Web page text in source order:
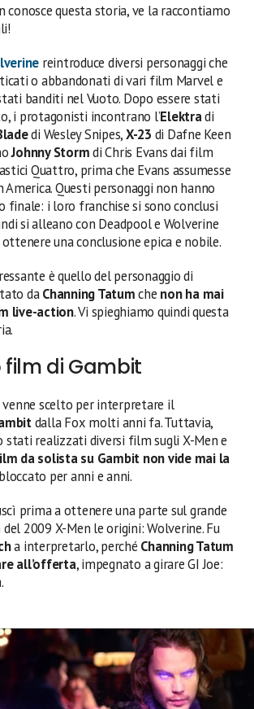
conosce questa storia, ve la raccontiamo
reintroduce diversi personaggi che
o abbandonati di vari film Marvel e
banditi nel Vuoto. Dopo essere stati
i protagonisti incontrano l’Elektradi
di Wesley Snipes,X-23 di Dafne Keen
Johnny Stormdi Chris Evans dai film
Quattro, prima che Evans assumesse
Questi personaggi non hanno
finale: i loro franchise si sono conclusi
si alleano con Deadpool e Wolverine
una conclusione epica e nobile.
è quello del personaggio di
daChanning Tatumche non ha mai
live-action. Vi spieghiamo quindi questa
di Gambit
venne scelto per interpretare il
dalla Fox molti anni fa. Tuttavia,
stati realizzati diversi film sugli X-Men e
da solista su Gambit non vide mai la
per anni e anni.
prima a ottenere una parte sul grande
2009 X-Men le origini: Wolverine. Fu
a interpretarlo, perché Channing Tatum
all’offerta, impegnato a girare GI Joe: